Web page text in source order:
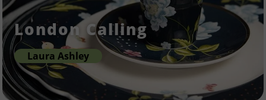
London Calling
Laura Ashley